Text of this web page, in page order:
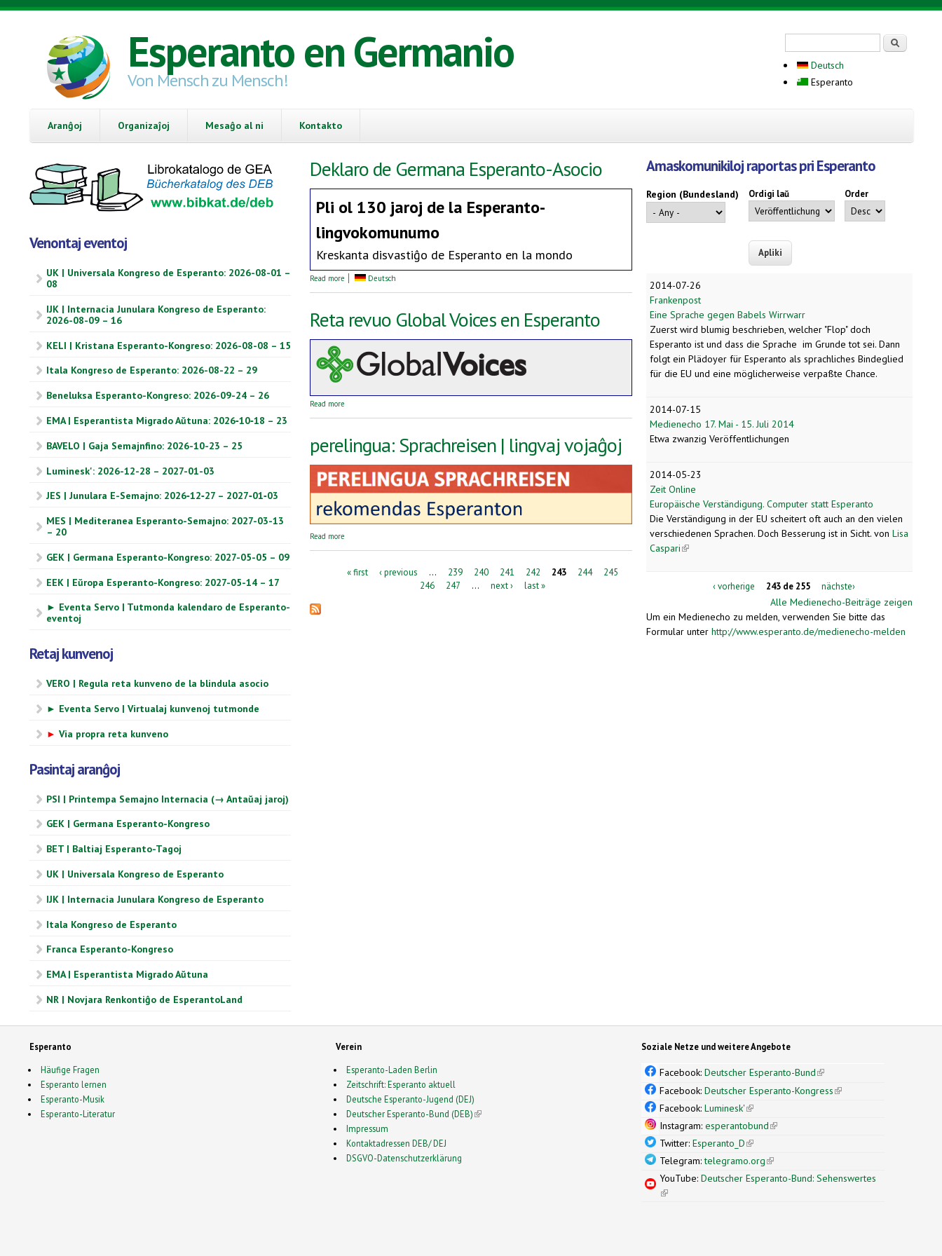
Skip to main content
Esperanto en Germanio
Von Mensch zu Mensch!
Deutsch
Esperanto
Aranĝoj Organizaĵoj Mesaĝo al ni Kontakto
Venontaj eventoj
UK | Universala Kongreso de Esperanto: 2026-08-01 –
08
IJK | Internacia Junulara Kongreso de Esperanto:
2026-08-09 – 16
KELI | Kristana Esperanto-Kongreso: 2026-08-08 – 15
Itala Kongreso de Esperanto: 2026-08-22 – 29
Beneluksa Esperanto-Kongreso: 2026-09-24 – 26
EMA | Esperantista Migrado Aŭtuna: 2026‑10‑18 – 23
BAVELO | Gaja Semajnfino: 2026-10-23 – 25
Luminesk': 2026-12-28 – 2027-01-03
JES | Junulara E-Semajno: 2026‑12‑27 – 2027‑01‑03
MES | Mediteranea Esperanto-Semajno: 2027-03-13
– 20
GEK | Germana Esperanto-Kongreso: 2027-05-05 – 09
EEK | Eŭropa Esperanto-Kongreso: 2027-05-14 – 17
► Eventa Servo | Tutmonda kalendaro de Esperanto-
eventoj
Retaj kunvenoj
VERO | Regula reta kunveno de la blindula asocio
► Eventa Servo | Virtualaj kunvenoj tutmonde
► Via propra reta kunveno
Pasintaj aranĝoj
PSI | Printempa Semajno Internacia (→ Antaŭaj jaroj)
GEK | Germana Esperanto-Kongreso
BET | Baltiaj Esperanto-Tagoj
UK | Universala Kongreso de Esperanto
IJK | Internacia Junulara Kongreso de Esperanto
Itala Kongreso de Esperanto
Franca Esperanto-Kongreso
EMA | Esperantista Migrado Aŭtuna
NR | Novjara Renkontiĝo de EsperantoLand
Deklaro de Germana Esperanto-Asocio
Pli ol 130 jaroj de la Esperanto-
lingvokomunumo
Kreskanta disvastiĝo de Esperanto en la mondo
Read more about Deklaro de Germana Esperanto-Asocio
Deutsch
Reta revuo Global Voices en Esperanto
Read more
perelingua: Sprachreisen | lingvaj vojaĝoj
Read more
Pages« first ‹ previous … 239 240 241 242 243 244
245
246
247 … next › last »
Amaskomunikiloj raportas pri Esperanto
Region (Bundesland) Ordigi laŭ Order
2014-07-26
Frankenpost
Eine Sprache gegen Babels Wirrwarr
Zuerst wird blumig beschrieben, welcher "Flop" doch
Esperanto ist und dass die Sprache im Grunde tot sei. Dann
folgt ein Plädoyer für Esperanto als sprachliches Bindeglied
für die EU und eine möglicherweise verpaßte Chance.
2014-07-15
Medienecho 17. Mai - 15. Juli 2014
Etwa zwanzig Veröffentlichungen
2014-05-23
Zeit Online
Europäische Verständigung. Computer statt Esperanto
Die Verständigung in der EU scheitert oft auch an den vielen
verschiedenen Sprachen. Doch Besserung ist in Sicht. von Lisa
Caspari(link is external)
‹ vorherige 243 de 255 nächste›
Alle Medienecho-Beiträge zeigen
Um ein Medienecho zu melden, verwenden Sie bitte das
Formular unter http://www.esperanto.de/medienecho-melden
Esperanto
Häufige Fragen
Esperanto lernen
Esperanto-Musik
Esperanto-Literatur
Verein
Esperanto-Laden Berlin
Zeitschrift: Esperanto aktuell
Deutsche Esperanto-Jugend (DEJ)
Deutscher Esperanto-Bund (DEB)(link is external)
Impressum
Kontaktadressen DEB/ DEJ
DSGVO-Datenschutzerklärung
Soziale Netze und weitere Angebote
Facebook:Deutscher Esperanto-Bund(link is external)
Facebook:Deutscher Esperanto-Kongress(link is external)
Facebook:Luminesk'(link is external)
Instagram:esperantobund(link is external)
Twitter:Esperanto_D(link is external)
Telegram:telegramo.org(link is external)
YouTube:Deutscher Esperanto-Bund: Sehenswertes
(link is external)